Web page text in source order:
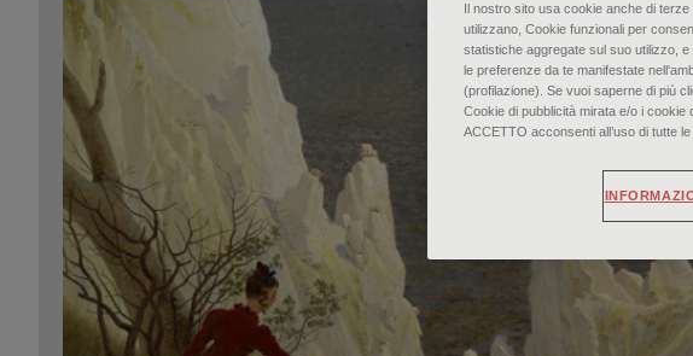
Il nostro sito usa cookie anche di
utilizzano, Cookie funzionali per
statistiche aggregate sul suo utilizzo,
le preferenze da te manifestate
(profilazione). Se vuoi saperne di più
Cookie di pubblicità mirata e/o i
ACCETTO acconsenti all’uso di tutte